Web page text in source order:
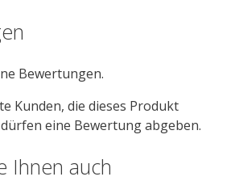
Bewertungen.
Kunden, die dieses Produkt
eine Bewertung abgeben.
Ihnen auch